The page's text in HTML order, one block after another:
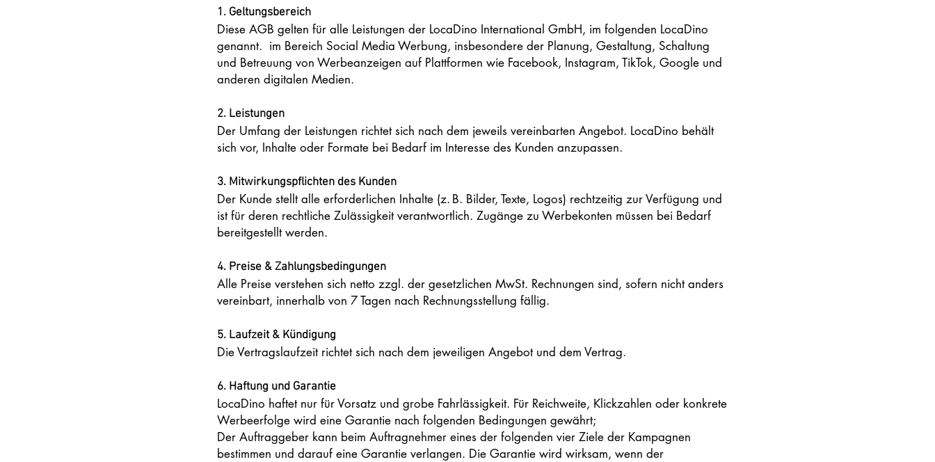
1. Geltungsbereich
Diese AGB gelten für alle Leistungen der LocaDino International GmbH, im folgenden LocaDino
genannt. im Bereich Social Media Werbung, insbesondere der Planung, Gestaltung, Schaltung
und Betreuung von Werbeanzeigen auf Plattformen wie Facebook, Instagram, TikTok, Google und
anderen digitalen Medien.
2. Leistungen
Der Umfang der Leistungen richtet sich nach dem jeweils vereinbarten Angebot. LocaDino behält
sich vor, Inhalte oder Formate bei Bedarf im Interesse des Kunden anzupassen.
3. Mitwirkungspflichten des Kunden
Der Kunde stellt alle erforderlichen Inhalte (z. B. Bilder, Texte, Logos) rechtzeitig zur Verfügung und
ist für deren rechtliche Zulässigkeit verantwortlich. Zugänge zu Werbekonten müssen bei Bedarf
bereitgestellt werden.
4. Preise & Zahlungsbedingungen
Alle Preise verstehen sich netto zzgl. der gesetzlichen MwSt. Rechnungen sind, sofern nicht anders
vereinbart, innerhalb von 7 Tagen nach Rechnungsstellung fällig.
5. Laufzeit & Kündigung
Die Vertragslaufzeit richtet sich nach dem jeweiligen Angebot und dem Vertrag.
6. Haftung und Garantie
LocaDino haftet nur für Vorsatz und grobe Fahrlässigkeit. Für Reichweite, Klickzahlen oder konkrete
Werbeerfolge wird eine Garantie nach folgenden Bedingungen gewährt;
Der Auftraggeber kann beim Auftragnehmer eines der folgenden vier Ziele der Kampagnen
bestimmen und darauf eine Garantie verlangen. Die Garantie wird wirksam, wenn der